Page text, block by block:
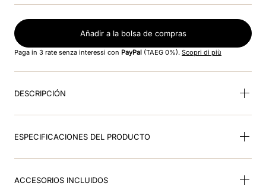
7.rosa
8.visera
9.kep nova
10.milano
Añadir a la bolsa de compras
Paga in 3 rate senza interessi con PayPal (TAEG 0%). Scopri di più
DESCRIPCIÓN
ESPECIFICACIONES DEL PRODUCTO
ACCESORIOS INCLUIDOS